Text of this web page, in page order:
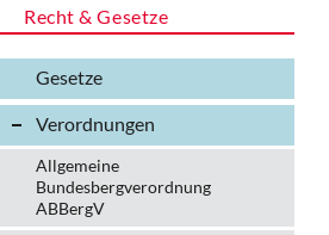
Recht & Gesetze
Gesetze
Verordnungen
Allgemeine
Bundesbergverordnung
ABBergV